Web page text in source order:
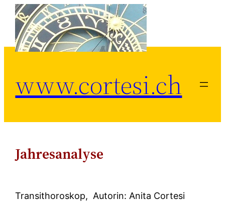
Zum
Inhalt
springen
www.cortesi.ch
Jahresanalyse
Transithoroskop, Autorin: Anita Cortesi